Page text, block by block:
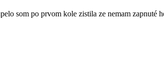
som po prvom kole zistila ze nemam zapnuté